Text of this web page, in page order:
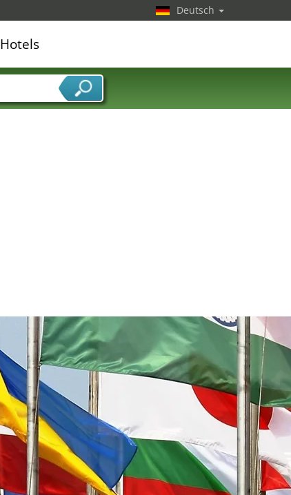
Deutsch
Hotels